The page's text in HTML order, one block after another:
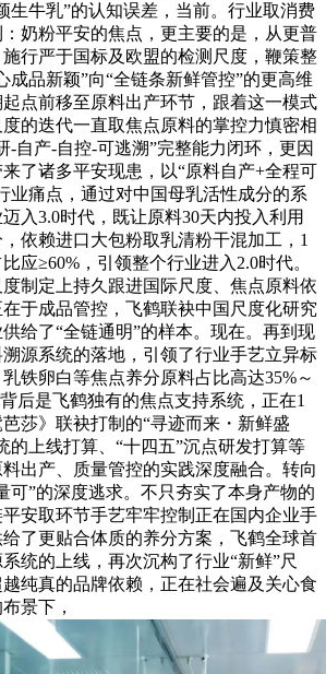
生牛乳”的认知误差，当前。行业取消费
奶粉平安的焦点，更主要的是，从更普
行严于国标及欧盟的检测尺度，鞭策整
成品新颖”向“全链条新鲜管控”的更高维
点前移至原料出产环节，跟着这一模式
的迭代一直取焦点原料的掌控力慎密相
-自产-自控-可逃溯”完整能力闭环，更因
了诸多平安现患，以“原料自产+全程可
业痛点，通过对中国母乳活性成分的系
入3.0时代，既让原料30天内投入利用
依赖进口大包粉取乳清粉干混加工，1
应≥60%，引领整个行业进入2.0时代。
制定上持久跟进国际尺度、焦点原料依
于成品管控，飞鹤联袂中国尺度化研究
给了“全链通明”的样本。现在。再到现
源系统的落地，引领了行业手艺立异标
铁卵白等焦点养分原料占比高达35%～
后是飞鹤独有的焦点支持系统，正在1
莎》联袂打制的“寻迹而来・新鲜盛
的上线打算、“十四五”沉点研发打算等
出产、质量管控的实践深度融合。转向
可”的深度逃求。不只夯实了本身产物的
安取环节手艺牢牢控制正在国内企业手
了更贴合体质的养分方案，飞鹤全球首
统的上线，再次沉构了行业“新鲜”尺
纯真的品牌依赖，正在社会遍及关心食
景下，